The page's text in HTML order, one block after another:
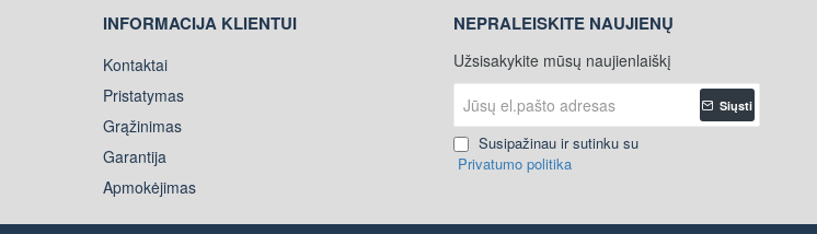
INFORMACIJA KLIENTUI
Kontaktai
Pristatymas
Grąžinimas
Garantija
Apmokėjimas
NEPRALEISKITE NAUJIENŲ
Užsisakykite mūsų naujienlaiškį
el.pašto
adresas
Siųsti
Susipažinau ir sutinku su
Privatumo politika